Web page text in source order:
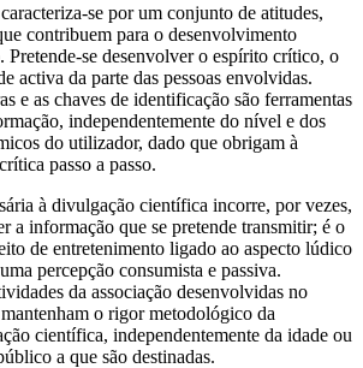
se por um conjunto de atitudes,
contribuem para o desenvolvimento
Pretende-se desenvolver o espírito crítico, o
activa da parte das pessoas envolvidas.
e as chaves de identificação são ferramentas
independentemente do nível e dos
do utilizador, dado que obrigam à
passo a passo.
à divulgação científica incorre, por vezes,
a informação que se pretende transmitir; é o
de entretenimento ligado ao aspecto lúdico
percepção consumista e passiva.
da associação desenvolvidas no
o rigor metodológico da
científica, independentemente da idade ou
a que são destinadas.